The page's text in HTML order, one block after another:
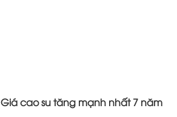
Giá cao su tăng mạnh nhất 7 năm